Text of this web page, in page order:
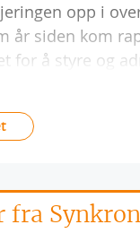
opp i
år siden kom
for å styre og
fra Synkron